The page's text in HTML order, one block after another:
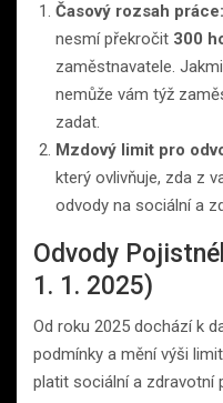
Časový rozsah práce:
nesmí překročit 300
zaměstnavatele.
nemůže vám týž
zadat.
Mzdový limit pro
který ovlivňuje, zda z
odvody na sociální a
Odvody
1. 1. 2025)
Od roku 2025 dochází k
podmínky a mění výši
platit sociální a zdravotní